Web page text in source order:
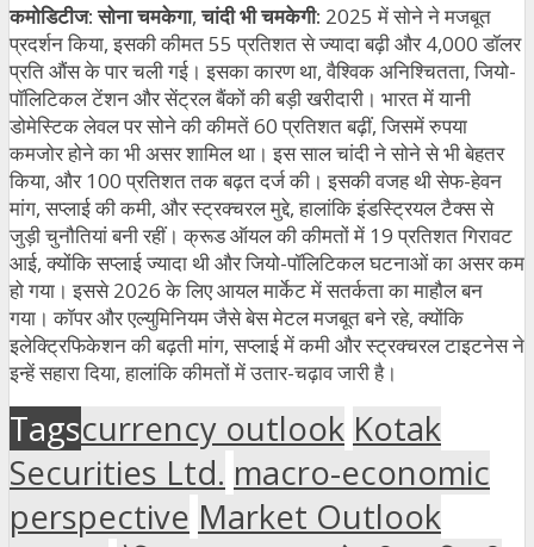
कमोडिटीज: सोना चमकेगा,चांदी भी चमकेगी: 2025 में सोने ने मजबूत
प्रदर्शन किया, इसकी कीमत 55 प्रतिशत से ज्यादा बढ़ी और 4,000 डॉलर
प्रति औंस के पार चली गई। इसका कारण था, वैश्विक अनिश्चितता, जियो-
पॉलिटिकल टेंशन और सेंट्रल बैंकों की बड़ी खरीदारी। भारत में यानी
डोमेस्टिक लेवल पर सोने की कीमतें 60 प्रतिशत बढ़ीं, जिसमें रुपया
कमजोर होने का भी असर शामिल था। इस साल चांदी ने सोने से भी बेहतर
किया, और 100 प्रतिशत तक बढ़त दर्ज की। इसकी वजह थी सेफ-हेवन
मांग, सप्लाई की कमी, और स्ट्रक्चरल मुद्दे, हालांकि इंडस्ट्रियल टैक्स से
जुड़ी चुनौतियां बनी रहीं। क्रूड ऑयल की कीमतों में 19 प्रतिशत गिरावट
आई, क्योंकि सप्लाई ज्यादा थी और जियो-पॉलिटिकल घटनाओं का असर कम
हो गया। इससे 2026 के लिए आयल मार्केट में सतर्कता का माहौल बन
गया। कॉपर और एल्युमिनियम जैसे बेस मेटल मजबूत बने रहे, क्योंकि
इलेक्ट्रिफिकेशन की बढ़ती मांग, सप्लाई में कमी और स्ट्रक्चरल टाइटनेस ने
इन्हें सहारा दिया, हालांकि कीमतों में उतार-चढ़ाव जारी है।
Tagscurrency outlook Kotak
Securities Ltd. macro-economic
perspective Market Outlook